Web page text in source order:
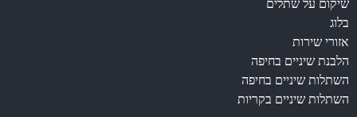
שיקום על שתלים
בלוג
אזורי שירות
הלבנת שיניים בחיפה
השתלות שיניים בחיפה
השתלות שיניים בקריות